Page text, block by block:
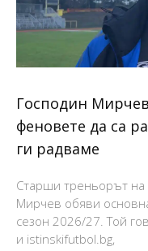
Господин
феновете да са
ги радваме
Старши треньорът на
Мирчев обяви
сезон 2026/27. Той
и istinskifutbol.bg,